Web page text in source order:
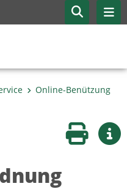
Online-Benützung
Seite